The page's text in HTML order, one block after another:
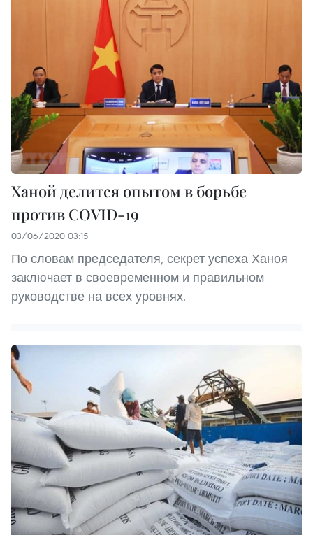
Ханой делится опытом в борьбе
против COVID-19
03/06/2020 03:15
По словам председателя, секрет успеха Ханоя
заключает в своевременном и правильном
руководстве на всех уровнях.